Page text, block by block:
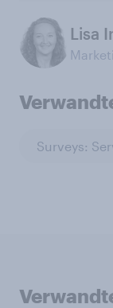
Lisa
Surveys: